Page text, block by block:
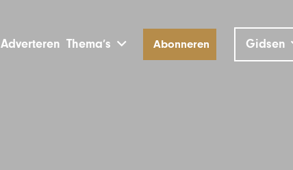
Adverteren Thema’s Abonneren Gidsen